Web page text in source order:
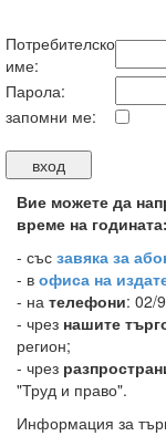
Потребителско
име:
Парола:
запомни ме:
Вие можете да
време на годината:
- със завяка за
- в офиса на
- на телефони: 02/
- чрез нашите
регион;
- чрез
"Труд и право".
Информация за